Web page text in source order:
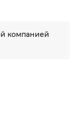
компанией